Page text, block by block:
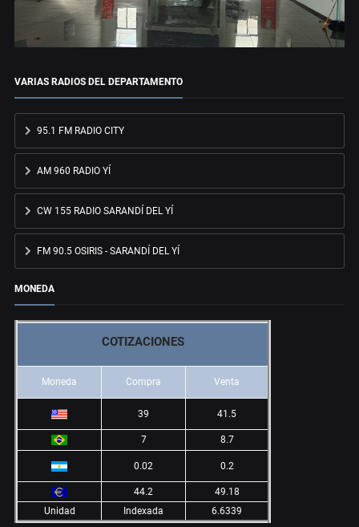
VARIAS RADIOS DEL DEPARTAMENTO
95.1 FM RADIO CITY
AM 960 RADIO YÍ
CW 155 RADIO SARANDÍ DEL YÍ
FM 90.5 OSIRIS - SARANDÍ DEL YÍ
MONEDA
COTIZACIONES
Moneda Compra Venta
39 41.5
7 8.7
0.02 0.2
44.2
49.18
Unidad
Indexada 6.6339